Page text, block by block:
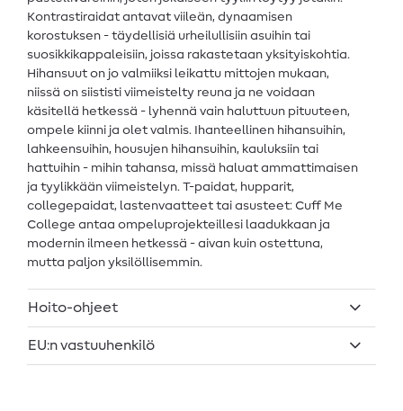
Kontrastiraidat antavat viileän, dynaamisen
korostuksen - täydellisiä urheilullisiin asuihin tai
suosikkikappaleisiin, joissa rakastetaan yksityiskohtia.
Hihansuut on jo valmiiksi leikattu mittojen mukaan,
niissä on siististi viimeistelty reuna ja ne voidaan
käsitellä hetkessä - lyhennä vain haluttuun pituuteen,
ompele kiinni ja olet valmis. Ihanteellinen hihansuihin,
lahkeensuihin, housujen hihansuihin, kauluksiin tai
hattuihin - mihin tahansa, missä haluat ammattimaisen
ja tyylikkään viimeistelyn. T-paidat, hupparit,
collegepaidat, lastenvaatteet tai asusteet: Cuff Me
College antaa ompeluprojekteillesi laadukkaan ja
modernin ilmeen hetkessä - aivan kuin ostettuna,
mutta paljon yksilöllisemmin.
Hoito-ohjeet
EU:n vastuuhenkilö